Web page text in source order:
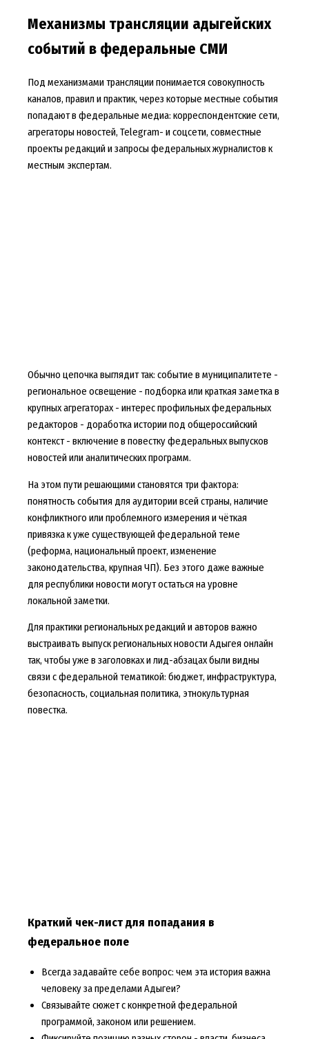
Механизмы трансляции адыгейских
событий в федеральные СМИ
Под механизмами трансляции понимается совокупность
каналов, правил и практик, через которые местные события
попадают в федеральные медиа: корреспондентские сети,
агрегаторы новостей, Telegram- и соцсети, совместные
проекты редакций и запросы федеральных журналистов к
местным экспертам.
Обычно цепочка выглядит так: событие в муниципалитете -
региональное освещение - подборка или краткая заметка в
крупных агрегаторах - интерес профильных федеральных
редакторов - доработка истории под общероссийский
контекст - включение в повестку федеральных выпусков
новостей или аналитических программ.
На этом пути решающими становятся три фактора:
понятность события для аудитории всей страны, наличие
конфликтного или проблемного измерения и чёткая
привязка к уже существующей федеральной теме
(реформа, национальный проект, изменение
законодательства, крупная ЧП). Без этого даже важные
для республики новости могут остаться на уровне
локальной заметки.
Для практики региональных редакций и авторов важно
выстраивать выпуск региональных новости Адыгея онлайн
так, чтобы уже в заголовках и лид-абзацах были видны
связи с федеральной тематикой: бюджет, инфраструктура,
безопасность, социальная политика, этнокультурная
повестка.
Краткий чек-лист для попадания в
федеральное поле
Всегда задавайте себе вопрос: чем эта история важна
человеку за пределами Адыгеи?
Связывайте сюжет с конкретной федеральной
программой, законом или решением.